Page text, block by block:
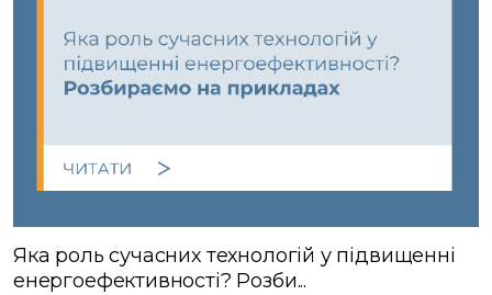
Яка роль сучасних технологій у підвищенні
енергоефективності? Розби...